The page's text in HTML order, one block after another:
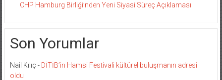
CHP Hamburg Birliği’nden Yeni Siyasi Süreç Açıklaması
Son Yorumlar
Nail Kılıç - DİTİB’in Hamsi Festivali kültürel buluşmanın adresi
oldu